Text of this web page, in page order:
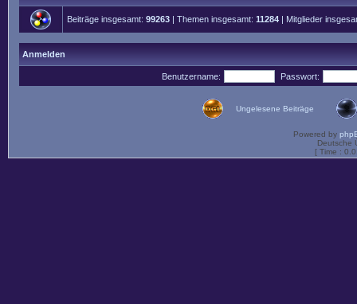
Beiträge insgesamt: 99263 | Themen insgesamt: 11284 | Mitglieder
Anmelden
Benutzername: Passwort:
Ungelesene Beiträge
Powered by
Deutsche
[ Time :